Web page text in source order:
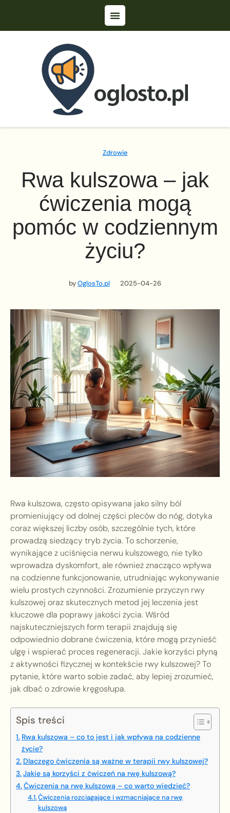
Zdrowie
Rwa kulszowa – jak
ćwiczenia mogą
pomóc w codziennym
życiu?
byOglosTo.pl 2025-04-26
Rwa kulszowa, często opisywana jako silny ból
promieniujący od dolnej części pleców do nóg, dotyka
coraz większej liczby osób, szczególnie tych, które
prowadzą siedzący tryb życia. To schorzenie,
wynikające z uciśnięcia nerwu kulszowego, nie tylko
wprowadza dyskomfort, ale również znacząco wpływa
na codzienne funkcjonowanie, utrudniając wykonywanie
wielu prostych czynności. Zrozumienie przyczyn rwy
kulszowej oraz skutecznych metod jej leczenia jest
kluczowe dla poprawy jakości życia. Wśród
najskuteczniejszych form terapii znajdują się
odpowiednio dobrane ćwiczenia, które mogą przynieść
ulgę i wspierać proces regeneracji. Jakie korzyści płyną
z aktywności fizycznej w kontekście rwy kulszowej? To
pytanie, które warto sobie zadać, aby lepiej zrozumieć,
jak dbać o zdrowie kręgosłupa.
Spis treści
Rwa kulszowa – co to jest i jak wpływa na codzienne
życie?
Dlaczego ćwiczenia są ważne w terapii rwy kulszowej?
Jakie są korzyści z ćwiczeń na rwę kulszową?
Ćwiczenia na rwę kulszową – co warto wiedzieć?
Ćwiczenia rozciągające i wzmacniające na rwę
kulszową